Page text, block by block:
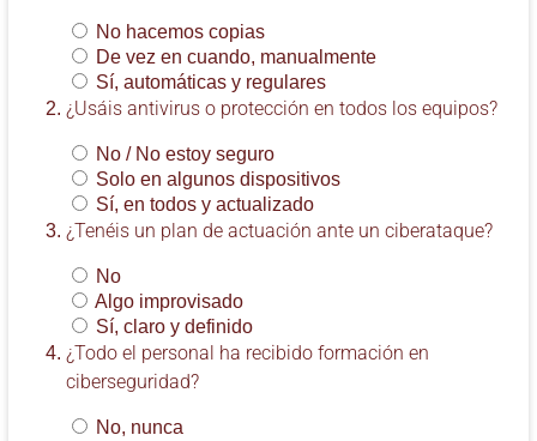
No hacemos copias
De vez en cuando, manualmente
Sí, automáticas y regulares
¿Usáis antivirus o protección en todos los equipos?
No / No estoy seguro
Solo en algunos dispositivos
Sí, en todos y actualizado
¿Tenéis un plan de actuación ante un ciberataque?
No
Algo improvisado
Sí, claro y definido
¿Todo el personal ha recibido formación en
ciberseguridad?
No, nunca